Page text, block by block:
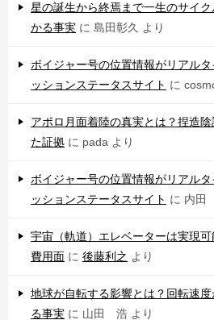
星の誕生から終焉まで一生のサイ
かる事実 に 島田彰久 より
ボイジャー号の位置情報がリアル
ッションステータスサイト に
アポロ月面着陸の真実とは？捏造
た証拠 に pada より
ボイジャー号の位置情報がリアル
ッションステータスサイト に 内田
宇宙（軌道）エレベーターは実現
費用面 に 後藤利之 より
地球が自転する影響とは？回転速
る事実 に 山田 浩 より